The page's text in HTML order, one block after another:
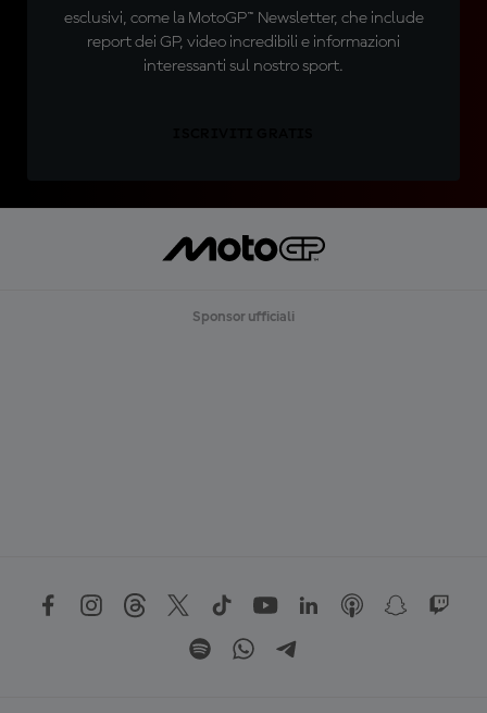
esclusivi, come la MotoGP™ Newsletter, che include
report dei GP, video incredibili e informazioni
interessanti sul nostro sport.
Sponsor ufficiali